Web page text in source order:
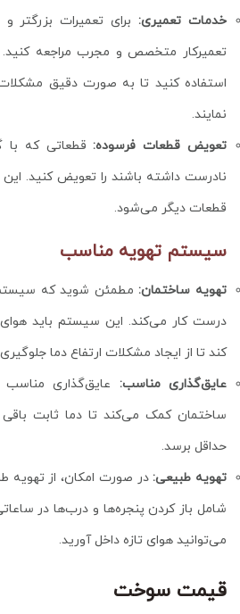
خدمات تعمیری: برای تعمیرات بزرگتر
تعمیرکار متخصص و مجرب مراجعه
استفاده کنید تا به صورت دقیق
نمایند.
تعویض قطعات فرسوده: قطعاتی که با
نادرست داشته باشند را تعویض کنید.
قطعات دیگر می‌شود.
سیستم تهویه مناسب
تهویه ساختمان: مطمئن شوید که
درست کار می‌کند. این سیستم باید
کند تا از ایجاد مشکلات ارتفاع دما
عایق‌گذاری مناسب: عایق‌گذاری
ساختمان کمک می‌کند تا دما ثابت
حداقل برسد.
تهویه طبیعی: در صورت امکان، از تهویه
شامل باز کردن پنجره‌ها و درب‌ها در
می‌توانید هوای تازه داخل آورید.
قیمت سوخت